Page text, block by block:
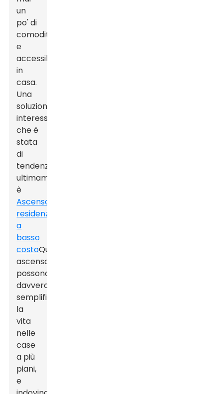
un
po' di
comodità
e
accessibilità
in
casa.
Una
soluzione
interessante
che è
stata
di
tendenza
ultimamente
è
Ascensori
residenziali
a
basso
costoQuesti
ascensori
possono
davvero
semplificare
la
vita
nelle
case
a più
piani,
e